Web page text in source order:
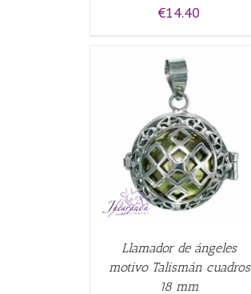
€14.40
Llamador de ángeles
motivo Talismán cuadros
18 mm